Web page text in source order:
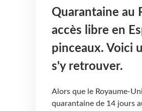
Quarantaine au
accès libre en
pinceaux. Voici
s'y retrouver.
Alors que le Royaume-
quarantaine de 14 jours